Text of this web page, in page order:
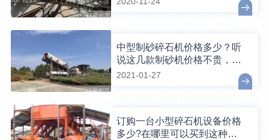
中型制砂碎石机价格多少？听
说这几款制砂机价格不贵，还
好用
2021-01-27
订购一台小型碎石机设备价格
多少?在哪里可以买到这种设